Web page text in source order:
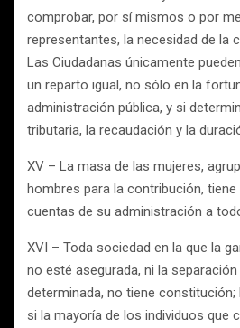
comprobar, por sí mismos o por
representantes, la necesidad de la
Las Ciudadanas únicamente
un reparto igual, no sólo en la
administración pública, y si
tributaria, la recaudación y la
XV – La masa de las mujeres,
hombres para la contribución,
cuentas de su administración a
XVI – Toda sociedad en la que la
no esté asegurada, ni la
determinada, no tiene
si la mayoría de los individuos que